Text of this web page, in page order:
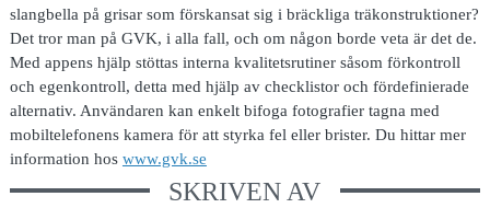
slangbella på grisar som förskansat sig i bräckliga träkonstruktioner?
Det tror man på GVK, i alla fall, och om någon borde veta är det de.
Med appens hjälp stöttas interna kvalitetsrutiner såsom förkontroll
och egenkontroll, detta med hjälp av checklistor och fördefinierade
alternativ. Användaren kan enkelt bifoga fotografier tagna med
mobiltelefonens kamera för att styrka fel eller brister. Du hittar mer
information hos www.gvk.se
SKRIVEN AV